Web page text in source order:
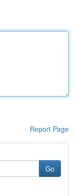
Report Page
Go